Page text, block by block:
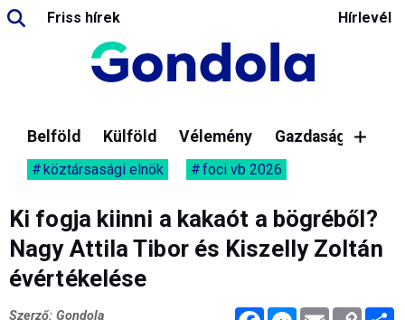
Friss hírek Hírlevél
Belföld Külföld Vélemény Gazdaság
köztársasági elnök foci vb 2026
Ki fogja kiinni a kakaót a bögréből?
Nagy Attila Tibor és Kiszelly Zoltán
évértékelése
FacebookMessenger
Email Copy
Szerző: Gondola